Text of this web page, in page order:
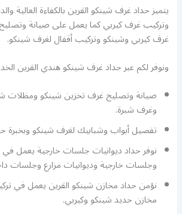
يتميز حداد غرف شينكو القرين بالكفاءة العالية
وتركيب غرف كيربي كما يعمل على صيانة
غرف كيربي وشينكو وتركيب أقفال لغرف شينكو.
ونوفر لكم عبر حداد غرف شينكو هندي القرين
صيانة وتصليح غرف تخزين شينكو ومظلات
وغرف شبرة.
تفصيل أبواب وشبابيك لغرف شينكو وبخبرة
نوفر حداد ديوانيات جلسات خارجية يعمل
وجلسات خارجية وديوانيات مزارع وجلسات
نؤمن حداد مخازن شينكو القرين يعمل في
مخازن حديد شينكو وكيربي.